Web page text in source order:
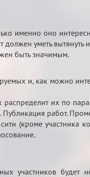
именно оно
уметь
быть значимым.
и, как можно
распределит их по
Публикация работ.
(кроме участника
участников